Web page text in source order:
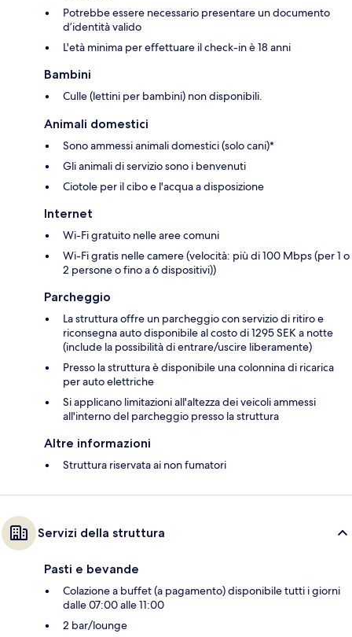
Potrebbe essere necessario presentare un documento
d’identità valido
L'età minima per effettuare il check-in è 18 anni
Bambini
Culle (lettini per bambini) non disponibili.
Animali domestici
Sono ammessi animali domestici (solo cani)*
Gli animali di servizio sono i benvenuti
Ciotole per il cibo e l'acqua a disposizione
Internet
Wi-Fi gratuito nelle aree comuni
Wi-Fi gratis nelle camere (velocità: più di 100 Mbps (per 1 o
2 persone o fino a 6 dispositivi))
Parcheggio
La struttura offre un parcheggio con servizio di ritiro e
riconsegna auto disponibile al costo di 1295 SEK a notte
(include la possibilità di entrare/uscire liberamente)
Presso la struttura è disponibile una colonnina di ricarica
per auto elettriche
Si applicano limitazioni all'altezza dei veicoli ammessi
all'interno del parcheggio presso la struttura
Altre informazioni
Struttura riservata ai non fumatori
Servizi della struttura
Pasti e bevande
Colazione a buffet (a pagamento) disponibile tutti i giorni
dalle 07:00 alle 11:00
2 bar/lounge